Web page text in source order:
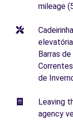
mileage
Barras
de
Leaving
agency